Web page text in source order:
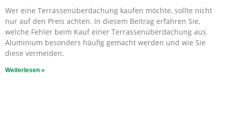
Wer eine Terrassenüberdachung kaufen möchte, sollte nicht
nur auf den Preis achten. In diesem Beitrag erfahren Sie,
welche Fehler beim Kauf einer Terrassenüberdachung aus
Aluminium besonders häufig gemacht werden und wie Sie
diese vermeiden.
Weiterlesen »